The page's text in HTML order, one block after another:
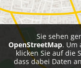
Sie sehen
OpenStreetMap. Um
klicken Sie auf die
dass dabei Daten